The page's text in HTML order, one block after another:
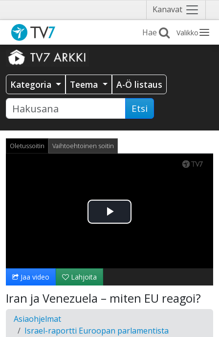
Kanavat Näytä
valikko
Valikko
Kategoria Teema A-Ö listaus
Etsi
Oletussoitin Vaihtoehtoinen soitin
Toista
Jaa video Lahjoita
Iran ja Venezuela – miten EU reagoi?
Asiaohjelmat
Israel-raportti Euroopan parlamentista